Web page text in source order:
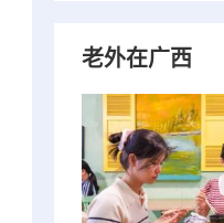
老外在广西